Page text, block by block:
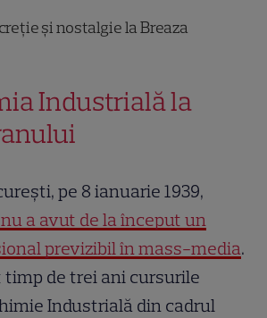
și nostalgie la Breaza
Industrială la
pe 8 ianuarie 1939,
a avut de la început un
previzibil în mass-media.
de trei ani cursurile
Industrială din cadrul